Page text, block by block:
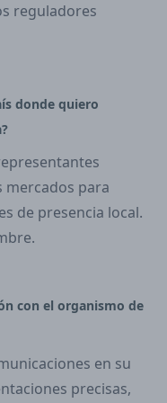
reguladores
donde quiero
mercados para
de presencia local.
con el organismo de
en su
precisas,